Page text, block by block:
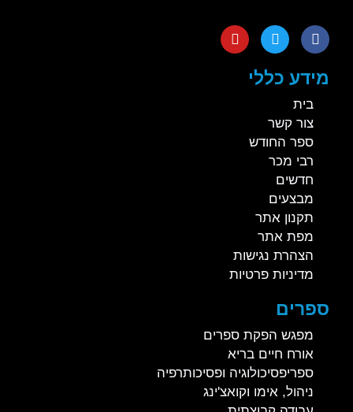
מידע כללי
בית
צור קשר
ספר החודש
רבי מכר
חדשים
מבצעים
תקנון אתר
מפת אתר
הצהרת נגישות
מדיניות פרטיות
ספרים
מפגש הפקת ספרים
אורח חיים בריא
ספריפסיכולוגיה ופסיכותרפיה
ניהול, אימו וקואצ'ינג